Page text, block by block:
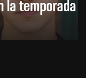
la temporada